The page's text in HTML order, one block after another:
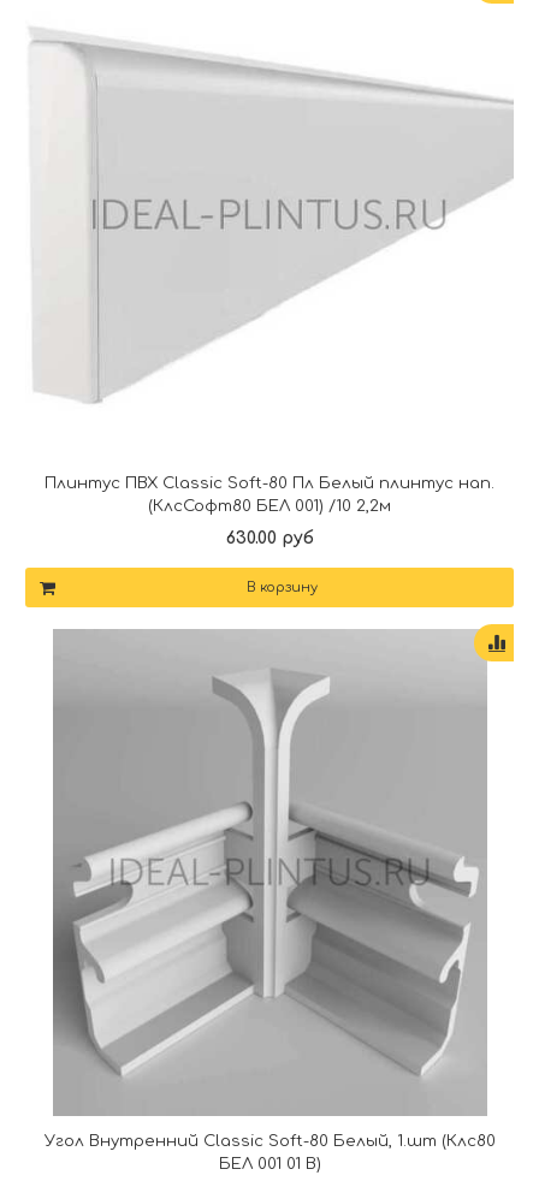
Плинтус ПВХ Classic Soft-80 Пл Белый плинтус нап.
(КлсСофт80 БЕЛ 001) /10 2,2м
630.00 руб
В корзину
Угол Внутренний Classic Soft-80 Белый, 1.шт (Клс80
БЕЛ 001 01 В)